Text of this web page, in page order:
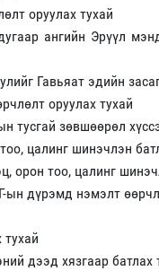
оруулах тухай
ангийн Эрүүл
Гавьяат эдийн
оруулах тухай
тусгай зөвшөөрөл
цалинг шинэчлэн
орон тоо, цалинг
ын дүрэмд нэмэлт
дээд хязгаар батлах